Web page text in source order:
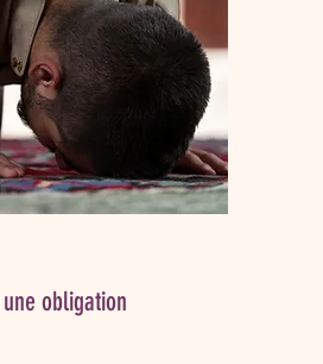
obligation